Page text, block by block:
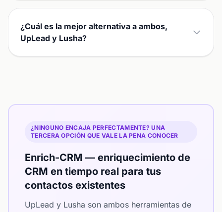
¿Cuál es la mejor alternativa a ambos,
UpLead y Lusha?
¿NINGUNO ENCAJA PERFECTAMENTE? UNA
TERCERA OPCIÓN QUE VALE LA PENA CONOCER
Enrich-CRM — enriquecimiento de
CRM en tiempo real para tus
contactos existentes
UpLead y Lusha son ambos herramientas de